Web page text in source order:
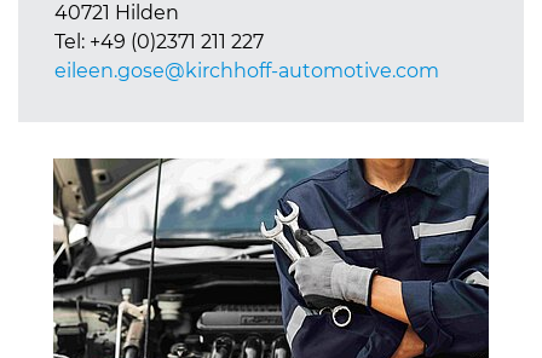
40721 Hilden
Tel: +49 (0)2371 211 227
eileen.gose@kirchhoff-automotive.com